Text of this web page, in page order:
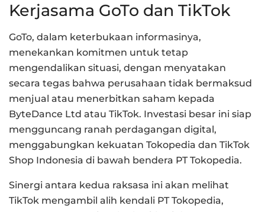
Kerjasama GoTo dan TikTok
GoTo, dalam keterbukaan informasinya,
menekankan komitmen untuk tetap
mengendalikan situasi, dengan menyatakan
secara tegas bahwa perusahaan tidak bermaksud
menjual atau menerbitkan saham kepada
ByteDance Ltd atau TikTok. Investasi besar ini siap
mengguncang ranah perdagangan digital,
menggabungkan kekuatan Tokopedia dan TikTok
Shop Indonesia di bawah bendera PT Tokopedia.
Sinergi antara kedua raksasa ini akan melihat
TikTok mengambil alih kendali PT Tokopedia,